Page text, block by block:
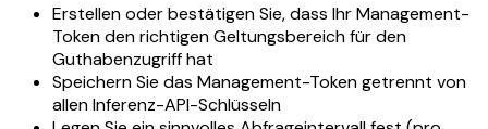
Erstellen oder bestätigen Sie, dass Ihr Management-
Token den richtigen Geltungsbereich für den
Guthabenzugriff hat
Speichern Sie das Management-Token getrennt von
allen Inferenz-API-Schlüsseln